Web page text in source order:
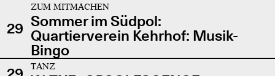
29
ZUM MITMACHEN
Sommer im Südpol:
Quartierverein Kehrhof: Musik-
Bingo
TANZ